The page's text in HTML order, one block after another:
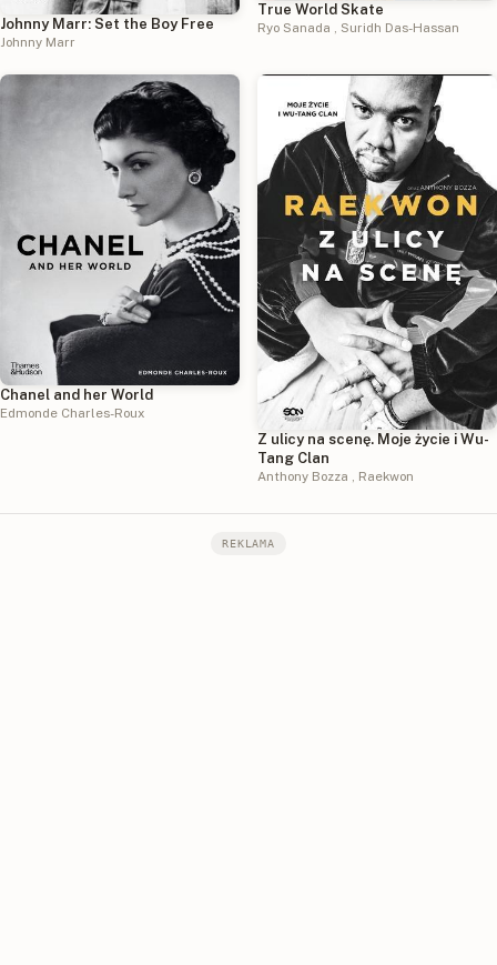
Johnny Marr: Set the Boy Free
Johnny Marr
True World Skate
Ryo Sanada , Suridh Das-Hassan
Chanel and her World
Edmonde Charles-Roux
Z ulicy na scenę. Moje życie i Wu-
Tang Clan
Anthony Bozza , Raekwon
REKLAMA